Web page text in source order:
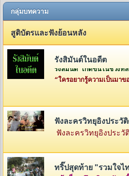
กลุ่มบทความ
สูติบัตรและฟังย้อนหลัง
รังสิมันต์ในอดีต
ฟังละครวิทยุอิงประวัติศาสตร์
ทริ๊ปสุดท้าย "รวมใจไ